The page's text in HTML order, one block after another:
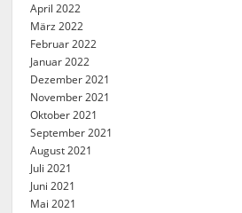
April 2022
März 2022
Februar 2022
Januar 2022
Dezember 2021
November 2021
Oktober 2021
September 2021
August 2021
Juli 2021
Juni 2021
Mai 2021